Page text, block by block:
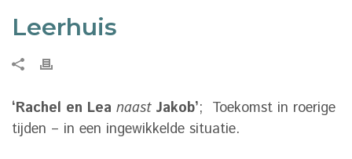
Leerhuis
‘Rachel en Lea naast Jakob’; Toekomst in roerige
tijden – in een ingewikkelde situatie.